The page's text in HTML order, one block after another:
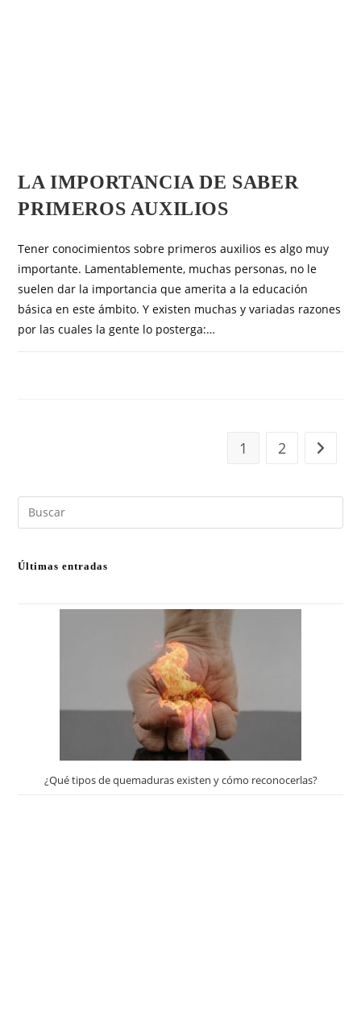
LA IMPORTANCIA DE SABER
PRIMEROS AUXILIOS
Tener conocimientos sobre primeros auxilios es algo muy
importante. Lamentablemente, muchas personas, no le
suelen dar la importancia que amerita a la educación
básica en este ámbito. Y existen muchas y variadas razones
por las cuales la gente lo posterga:…
1 2
Últimas entradas
¿Qué tipos de quemaduras existen y cómo reconocerlas?